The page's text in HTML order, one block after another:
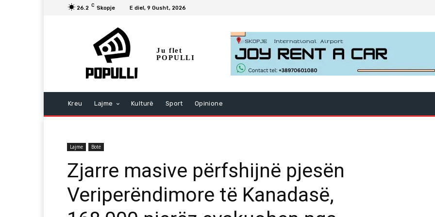
26.2 C Skopje E diel, 9 Gusht, 2026
Ju flet
POPULLI
Kreu Lajme Kulturë Sport Opinione
Lajme Botë
Zjarre masive përfshijnë pjesën
Veriperëndimore të Kanadasë,